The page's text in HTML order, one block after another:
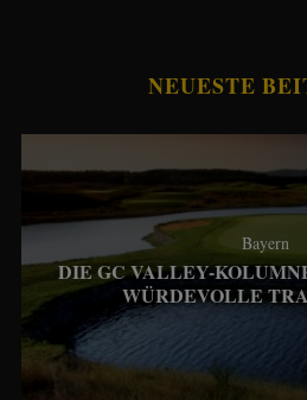
NEUESTE
Bayern
DIE GC VALLEY-
WÜRDEVOLLE